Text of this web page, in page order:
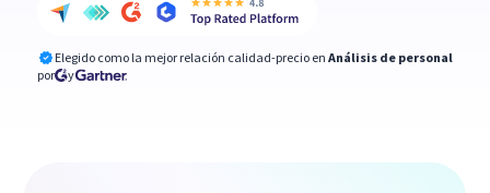
Elegido como la mejor relación calidad-precio en Análisis de personal
por
y